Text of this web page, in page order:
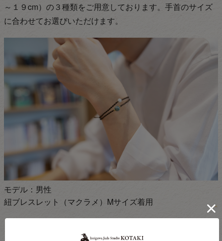
～１９cm）の３種類をご用意しております。手首のサイズ
に合わせてお選びいただけます。
モデル：男性
紐ブレスレット（マクラメ）Mサイズ着用